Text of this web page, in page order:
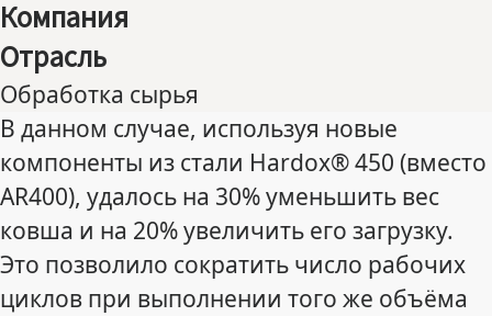
Компания
Отрасль
Обработка сырья
В данном случае, используя новые
компоненты из стали Hardox® 450 (вместо
AR400), удалось на 30% уменьшить вес
ковша и на 20% увеличить его загрузку.
Это позволило сократить число рабочих
циклов при выполнении того же объёма